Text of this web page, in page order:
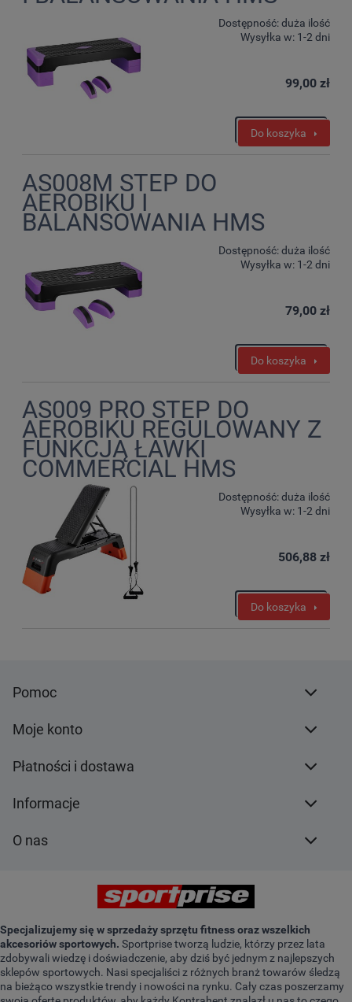
Dostępność:duża ilość
Wysyłka w: 1-2 dni
99,00 zł
Do koszyka
AS008M STEP DO
AEROBIKU I
BALANSOWANIA HMS
Dostępność:duża ilość
Wysyłka w: 1-2 dni
79,00 zł
Do koszyka
AS009 PRO STEP DO
AEROBIKU REGULOWANY Z
FUNKCJĄ ŁAWKI
COMMERCIAL HMS
Dostępność:duża ilość
Wysyłka w: 1-2 dni
506,88 zł
Do koszyka
Pomoc
Moje konto
Płatności i dostawa
Informacje
O nas
Specjalizujemy się w sprzedaży sprzętu fitness oraz wszelkich
akcesoriów sportowych. Sportprise tworzą ludzie, którzy przez lata
zdobywali wiedzę i doświadczenie, aby dziś być jednym z najlepszych
sklepów sportowych. Nasi specjaliści z różnych branż towarów śledzą
na bieżąco wszystkie trendy i nowości na rynku. Cały czas poszerzamy